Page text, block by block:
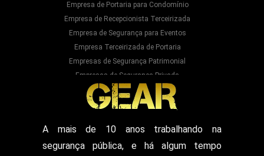
Empresa de Portaria para Condomínio
Empresa de Recepcionista Terceirizada
Empresa de Segurança para Eventos
Empresa Terceirizada de Portaria
Empresas de Segurança Patrimonial
Empresas de Segurança Privada
Empresas Prestadoras de Serviços para
Condominios
Empresas Prestadoras de Serviços para Prédios
Prestação de Serviços de Recepção
Recepcionista Terceirizada
A mais de 10 anos trabalhando na
segurança pública, e há algum tempo